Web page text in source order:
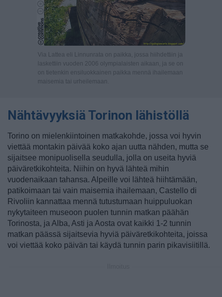
Via Lattea eli Linnunrata on paikka, jossa hiihdettiin ja
laskettiin vuoden 2006 olympialaisten aikaan, ja se on
on tietenkin ensiluokkainen paikka mennä ihailemaan
maisemia tai urheilemaan.
Nähtävyyksiä Torinon lähistöllä
Torino on mielenkiintoinen matkakohde, jossa voi hyvin
viettää montakin päivää koko ajan uutta nähden, mutta se
sijaitsee monipuolisella seudulla, jolla on useita hyviä
päiväretkikohteita. Niihin on hyvä lähteä mihin
vuodenaikaan tahansa. Alpeille voi lähteä hiihtämään,
patikoimaan tai vain maisemia ihailemaan, Castello di
Rivoliin kannattaa mennä tutustumaan huippuluokan
nykytaiteen museoon puolen tunnin matkan päähän
Torinosta, ja Alba, Asti ja Aosta ovat kaikki 1-2 tunnin
matkan päässä sijaitsevia hyviä päiväretkikohteita, joissa
voi viettää koko päivän tai käydä tunnin parin pikavisiitillä.